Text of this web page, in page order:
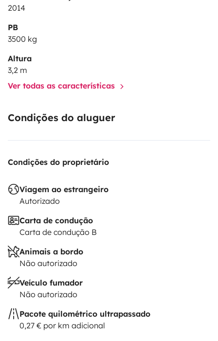
2014
PB
3500 kg
Altura
3,2 m
Ver todas as características
Condições do aluguer
Condições do proprietário
Viagem ao estrangeiro
Autorizado
Carta de condução
Carta de condução B
Animais a bordo
Não autorizado
Veículo fumador
Não autorizado
Pacote quilométrico ultrapassado
0,27 € por km adicional